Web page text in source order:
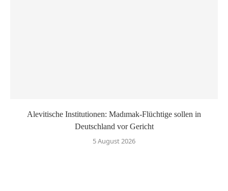
Alevitische Institutionen: Madımak-Flüchtige sollen in
Deutschland vor Gericht
5 August 2026